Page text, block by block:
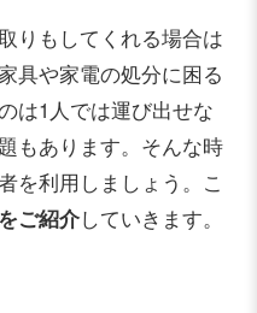
りもしてくれる場合は
具や家電の処分に困る
は1人では運び出せな
もあります。そんな時
を利用しましょう。こ
ご紹介していきます。